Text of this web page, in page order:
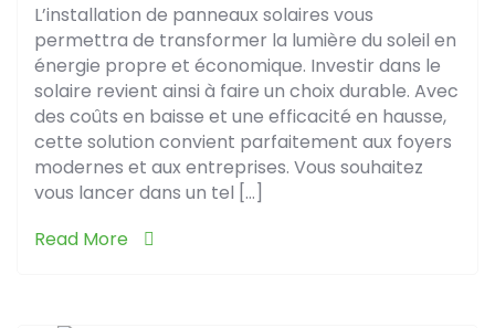
L’installation de panneaux solaires vous
permettra de transformer la lumière du soleil en
énergie propre et économique. Investir dans le
solaire revient ainsi à faire un choix durable. Avec
des coûts en baisse et une efficacité en hausse,
cette solution convient parfaitement aux foyers
modernes et aux entreprises. Vous souhaitez
vous lancer dans un tel […]
Read More